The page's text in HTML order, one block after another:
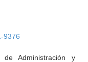
9376
de Administración y